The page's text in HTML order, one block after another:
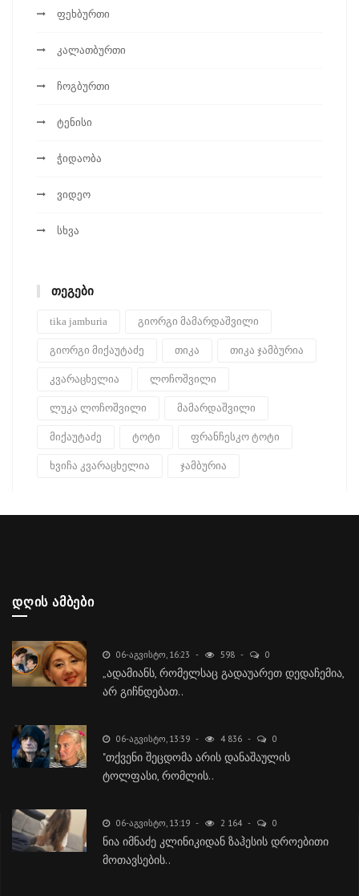
ფეხბურთი
კალათბურთი
ჩოგბურთი
ტენისი
ჭიდაობა
ვიდეო
სხვა
ᲗᲔᲒᲔᲑᲘ
tika jamburia გიორგი მამარდაშვილი
გიორგი მიქაუტაძე თიკა თიკა ჯამბურია
კვარაცხელია ლოჩოშვილი
ლუკა ლოჩოშვილი მამარდაშვილი
მიქაუტაძე ტოტი ფრანჩესკო ტოტი
ხვიჩა კვარაცხელია ჯამბურია
ᲓᲦᲘᲡ ᲐᲛᲑᲔᲑᲘ
06-ᲐᲒᲕᲘᲡᲢᲝ, 16:23 598 0
„ადამიანს, რომელსაც გადაუარეთ დედაჩემია,
არ გიჩნდებათ..
06-ᲐᲒᲕᲘᲡᲢᲝ, 13:39 4 836 0
"თქვენი შეცდომა არის დანაშაულის
ტოლფასი, რომ­ლის..
06-ᲐᲒᲕᲘᲡᲢᲝ, 13:19 2 164 0
ნია იმნაძე კლინიკიდან ზაჰესის დროებითი
მოთავსების..